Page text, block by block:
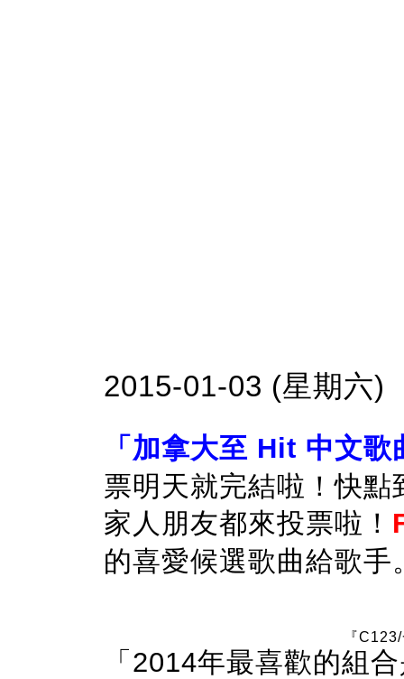
2015-01-03 (星期六)
「加拿大至 Hit 中文
票明天就完結啦！快
家人朋友都來投票啦！
的喜愛候選歌曲給歌手
『
「2014年最喜歡的組